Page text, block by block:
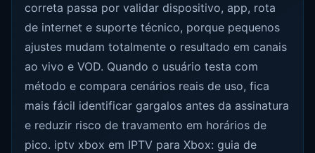
correta passa por validar dispositivo, app, rota
de internet e suporte técnico, porque pequenos
ajustes mudam totalmente o resultado em canais
ao vivo e VOD. Quando o usuário testa com
método e compara cenários reais de uso, fica
mais fácil identificar gargalos antes da assinatura
e reduzir risco de travamento em horários de
pico. iptv xbox em IPTV para Xbox: guia de